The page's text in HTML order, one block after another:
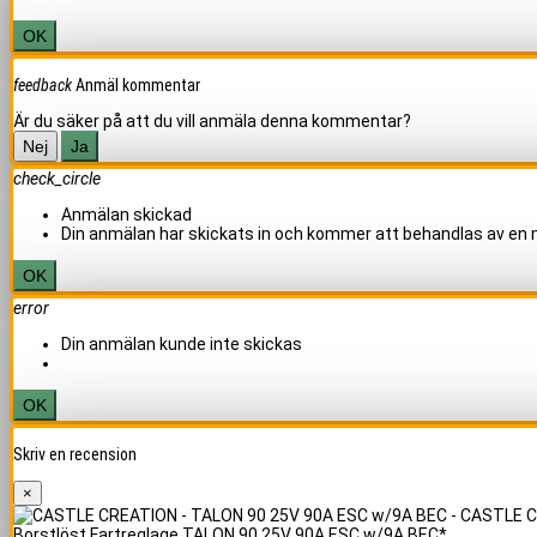
OK
feedbackAnmäl kommentar
Är du säker på att du vill anmäla denna kommentar?
Nej
Ja
check_circle
Anmälan skickad
Din anmälan har skickats in och kommer att behandlas av en
OK
error
Din anmälan kunde inte skickas
OK
Skriv en recension
×